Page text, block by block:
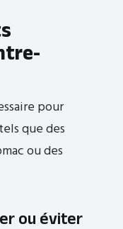
pour
que des
ou des
ou éviter